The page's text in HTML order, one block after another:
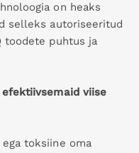
on heaks
selleks autoriseeritud
toodete puhtus ja
viise
toksiine oma